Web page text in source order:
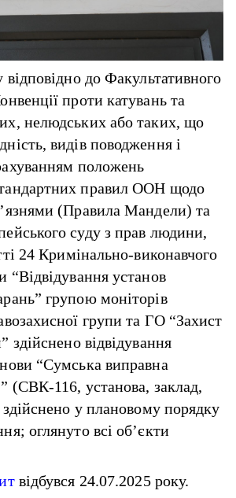
до Факультативного
проти катувань та
нелюдських або таких, що
видів поводження і
положень
правил ООН щодо
(Правила Мандели) та
суду з прав людини,
24 Кримінально-виконавчого
“Відвідування установ
групою моніторів
групи та ГО “Захист
здійснено відвідування
“Сумська виправна
(СВК-116, установа, заклад,
здійснено у плановому порядку
оглянуто всі об’єкти
відбувся 24.07.2025 року.